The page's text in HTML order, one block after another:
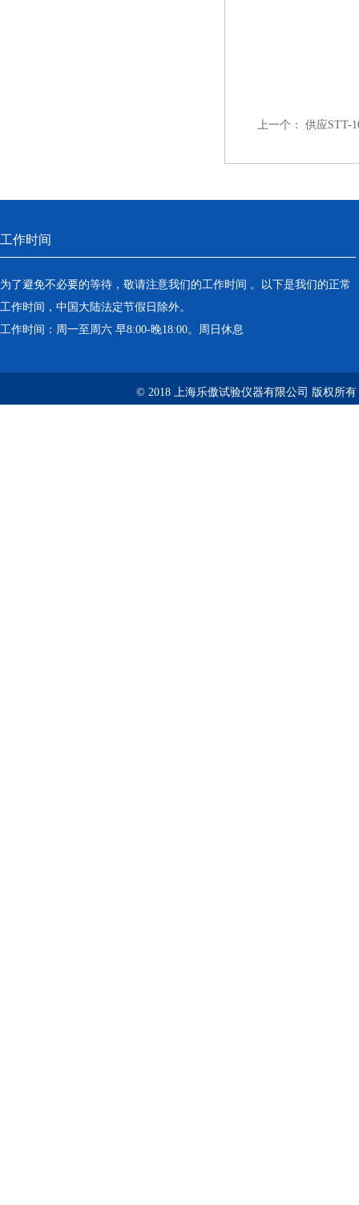
上一个： 供应STT-
工作时间
为了避免不必要的等待，敬请注意我们的工作时间 。以下是我们的正常
工作时间，中国大陆法定节假日除外。
工作时间：周一至周六 早8:00-晚18:00。周日休息
© 2018 上海乐傲试验仪器有限公司 版权所